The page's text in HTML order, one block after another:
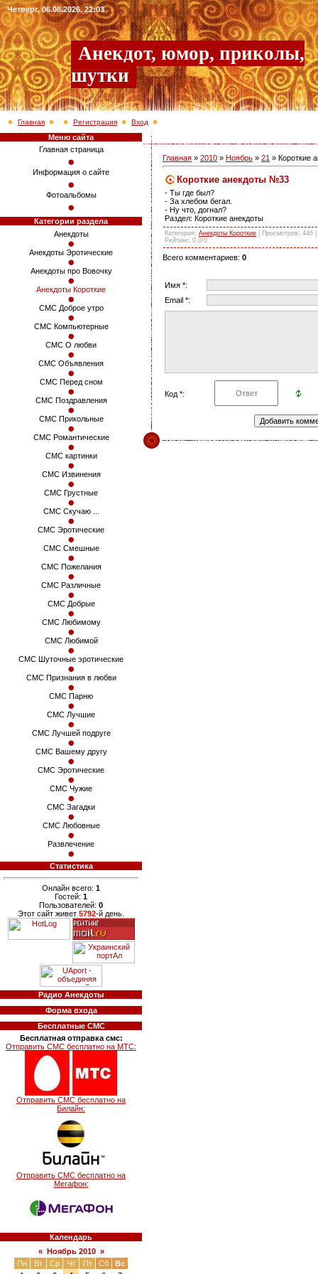
Четверг, 06.08.2026, 22:03
Анекдот, юмор, приколы,
шутки
Главная Регистрация Вход
Меню сайта
Главная страница
Информация о сайте
Фотоальбомы
Категории раздела
Анекдоты
Анекдоты Эротические
Анекдоты про Вовочку
Анекдоты Короткие
СМС Доброе утро
СМС Компьютерные
СМС О любви
СМС Объявления
СМС Перед сном
СМС Поздравления
СМС Прикольные
СМС Романтические
СМС картинки
СМС Извинения
СМС Грустные
СМС Скучаю ...
СМС Эротические
СМС Смешные
СМС Пожелания
СМС Различные
СМС Добрые
СМС Любимому
СМС Любимой
СМС Шуточные эротические
СМС Признания в любви
СМС Парню
СМС Лучшие
СМС Лучшей подруге
СМС Вашему другу
СМС Эротические
СМС Чужие
СМС Загадки
СМС Любовные
Развлечение
Статистика
Онлайн всего: 1
Гостей: 1
Пользователей: 0
Этот сайт живет 5792-й день.
Радио Анекдоты
Форма входа
Бесплатные СМС
Бесплатная отправка смс:
Отправить СМС бесплатно на МТС:
Отправить СМС бесплатно на
Билайн:
Отправить СМС бесплатно на
Мегафон:
Календарь
« Ноябрь 2010 »
Пн
Вт Ср Чт Пт Сб
Вс
Главная » 2010 » Ноябрь » 21 » Короткие
Короткие анекдоты №33
- Ты где был?
- За хлебом бегал.
- Ну что, догнал?
Раздел: Короткие анекдоты
Категория: Анекдоты Короткие Просмотров: 446 |
Рейтинг: 0.0/0
Всего комментариев: 0
Имя *:
Email *:
Код *: